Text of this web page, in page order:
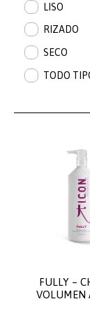
LISO
RIZADO
SECO
TODO
FULLY –
VOLUMEN